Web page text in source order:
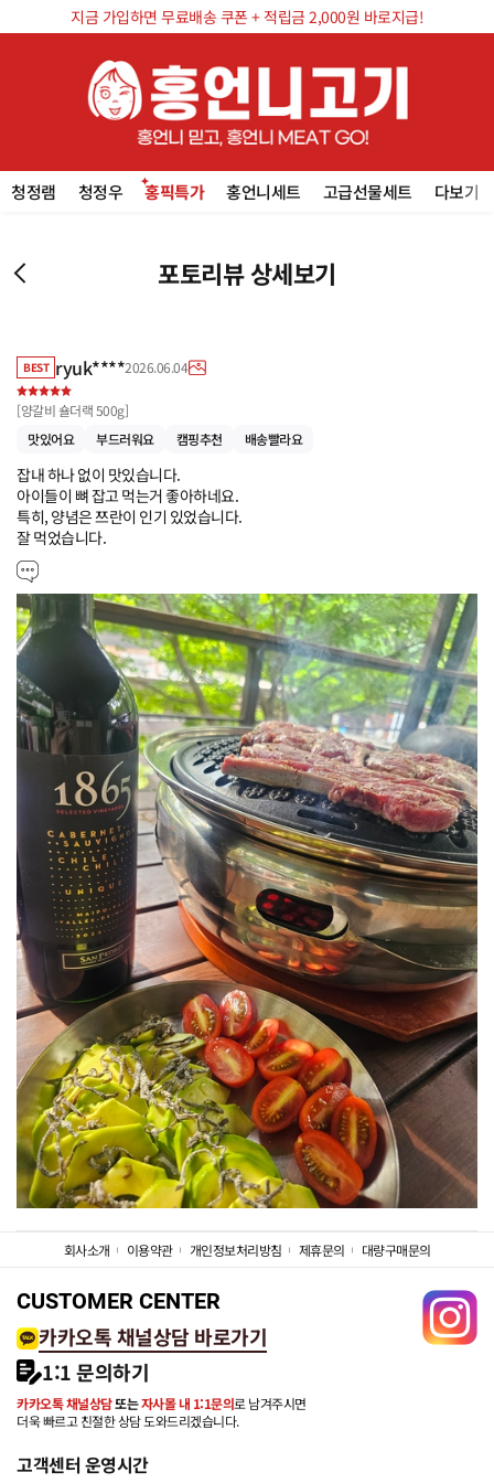
지금 가입하면 무료배송 쿠폰 + 적립금 2,000원 바로지급!
청정램 청정우 홍픽특가 홍언니세트 고급선물세트 다보기
포토리뷰 상세보기
BEST ryuk****2026.06.04
[양갈비 숄더랙 500g]
맛있어요
부드러워요 캠핑추천 배송빨라요
잡내 하나 없이 맛있습니다.
아이들이 뼈 잡고 먹는거 좋아하네요.
특히, 양념은 쯔란이 인기 있었습니다.
잘 먹었습니다.
회사소개 이용약관 개인정보처리방침 제휴문의 대량구매문의
CUSTOMER CENTER
카카오톡 채널상담 바로가기
1:1 문의하기
카카오톡 채널상담또는자사몰 내 1:1문의로 남겨주시면
더욱 빠르고 친절한 상담 도와드리겠습니다.
고객센터 운영시간